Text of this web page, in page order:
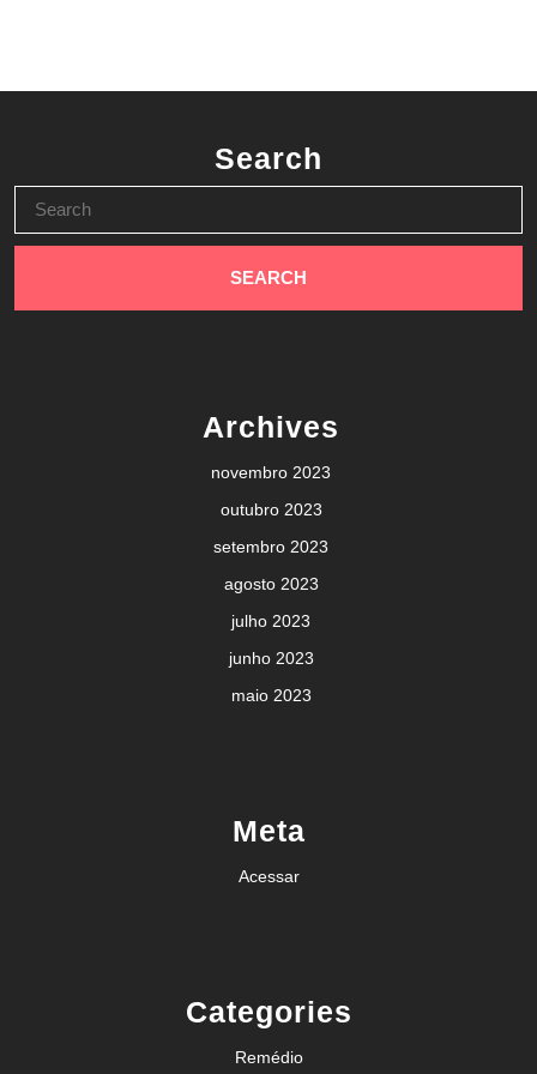
Search
for:
Archives
novembro 2023
outubro 2023
setembro 2023
agosto 2023
julho 2023
junho 2023
maio 2023
Meta
Acessar
Categories
Remédio